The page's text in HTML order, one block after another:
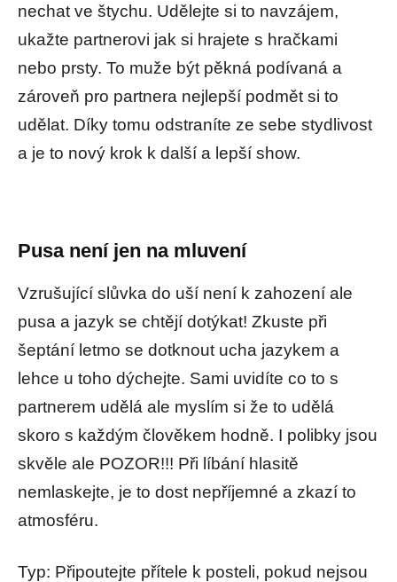
nechat ve štychu. Udělejte si to navzájem,
ukažte partnerovi jak si hrajete s hračkami
nebo prsty. To muže být pěkná podívaná a
zároveň pro partnera nejlepší podmět si to
udělat. Díky tomu odstraníte ze sebe stydlivost
a je to nový krok k další a lepší show.
Pusa není jen na mluvení
Vzrušující slůvka do uší není k zahození ale
pusa a jazyk se chtějí dotýkat! Zkuste při
šeptání letmo se dotknout ucha jazykem a
lehce u toho dýchejte. Sami uvidíte co to s
partnerem udělá ale myslím si že to udělá
skoro s každým člověkem hodně. I polibky jsou
skvěle ale POZOR!!! Při líbání hlasitě
nemlaskejte, je to dost nepříjemné a zkazí to
atmosféru.
Typ: Připoutejte přítele k posteli, pokud nejsou